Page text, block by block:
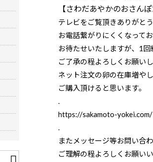
【さわだあやかのおさん
テレビをご覧頂きありがと
お電話繋がりにくくなってお
お待たせいたしますが、1回
ご了承の程よろしくお願いし
ネット注文の卵の在庫増やし
ご購入頂けると思います。
.
https://sakamoto-yokei.com/
.
またメッセージ等お問い合
ご理解の程よろしくお願いい